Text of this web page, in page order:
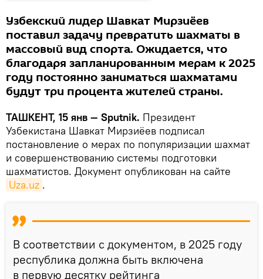
Узбекский лидер Шавкат Мирзиёев
поставил задачу превратить шахматы в
массовый вид спорта. Ожидается, что
благодаря запланированным мерам к 2025
году постоянно заниматься шахматами
будут три процента жителей страны.
ТАШКЕНТ, 15 янв — Sputnik. Президент
Узбекистана Шавкат Мирзиёев подписал
постановление о мерах по популяризации шахмат
и совершенствованию системы подготовки
шахматистов. Документ опубликован на сайте
Uza.uz .
В соответствии с документом, в 2025 году
республика должна быть включена
в первую десятку рейтинга